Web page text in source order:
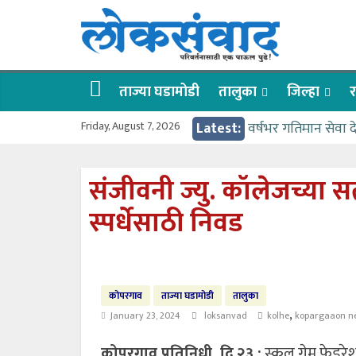
लोकसंवाद
ताज्या
घडामोडी
ताज्या घडामोडी तालुका जिल्हा
Friday, August 7, 2026 Latest: वर्षभर गतिमान
आत्मामालिक गुरूकूलाचे
ईच्छा आणि
संजीवनी ज्यु. कॉलेजच्या
स्पर्धेसाठी निवड
कोपरगाव ताज्या घडामोडी
तालुका
January 23, 2024
loksanvad kolhe, kopargaaon